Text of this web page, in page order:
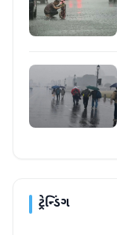
ટ્રેન્ડિંગ